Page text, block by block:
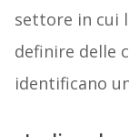
settore in cui
definire delle
identificano